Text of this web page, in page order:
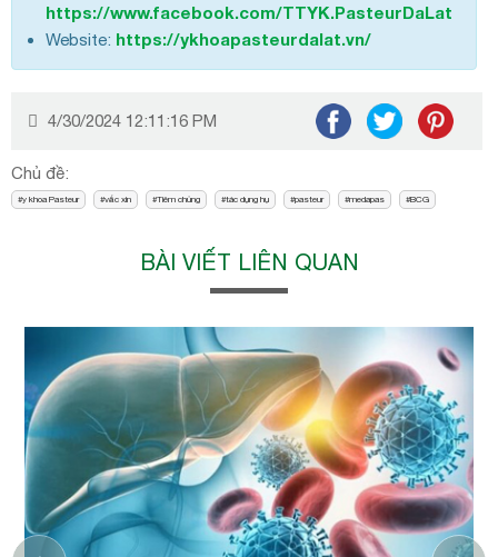
https://www.facebook.com/TTYK.PasteurDaLat
Website: https://ykhoapasteurdalat.vn/
4/30/2024 12:11:16 PM
Chủ đề:
y khoa Pasteur vắc xin Tiêm chủng tác dụng hụ pasteur medapas BCG
BÀI VIẾT LIÊN QUAN